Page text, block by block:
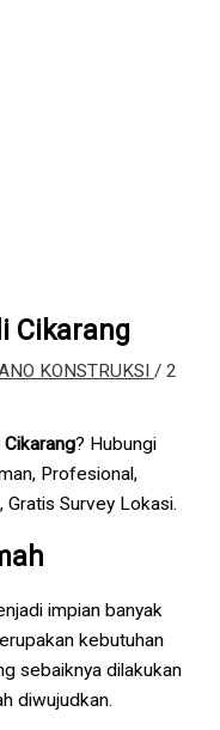
Cikarang
KONSTRUKSI / 2
? Hubungi
Profesional,
Survey Lokasi.
impian banyak
kebutuhan
sebaiknya dilakukan
diwujudkan.